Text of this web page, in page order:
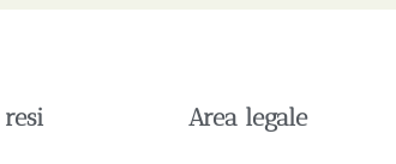
Area legale